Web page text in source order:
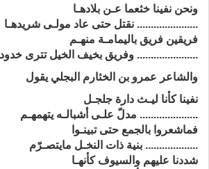
ونحن نفينا خثعما عـن بلادهـا
...................... نقتل حتى عاد مولـى شريدهـا
فريقين فريق باليمامـة منهـم
...................... وفريق بخيف الخيل تترى خدودها
والشاعر عمرو بن الخثارم البجلي يقول
نفينا كأنا ليـث دارة جلجـل
..................... مدلّ علـى أشبالـه يتهمهـم
فماشعروا بالجمع حتى تبينـوا
................... بنية ذات النخـل مايتصـرّم
شددنا عليهم والسيوف كأنهـا